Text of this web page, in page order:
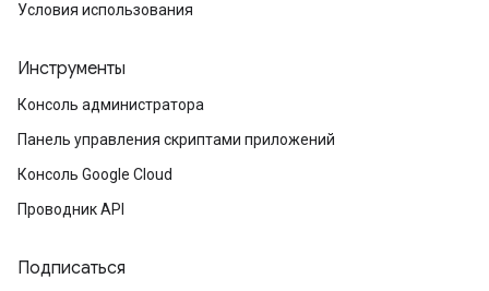
Условия использования
Инструменты
Консоль администратора
Панель управления скриптами приложений
Консоль Google Cloud
Проводник API
Подписаться